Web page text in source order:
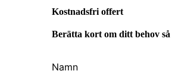
Kostnadsfri offert
Berätta kort om ditt behov
Namn